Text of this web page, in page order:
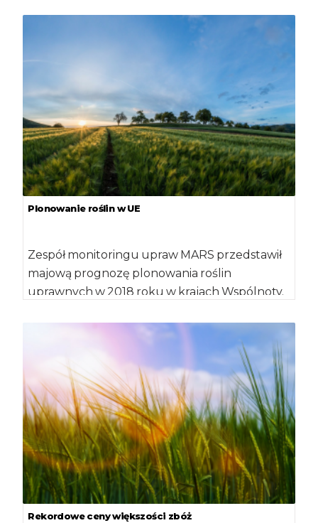
Plonowanie roślin w UE
Zespół monitoringu upraw MARS przedstawił
majową prognozę plonowania roślin
uprawnych w 2018 roku w krajach Wspólnoty.
Rekordowe ceny większości zbóż